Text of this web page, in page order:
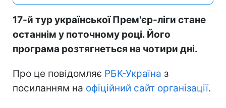
17-й тур української Прем'єр-ліги стане
останнім у поточному році. Його
програма розтягнеться на чотири дні.
Про це повідомляє РБК-Україна з
посиланням на офіційний сайт організації.